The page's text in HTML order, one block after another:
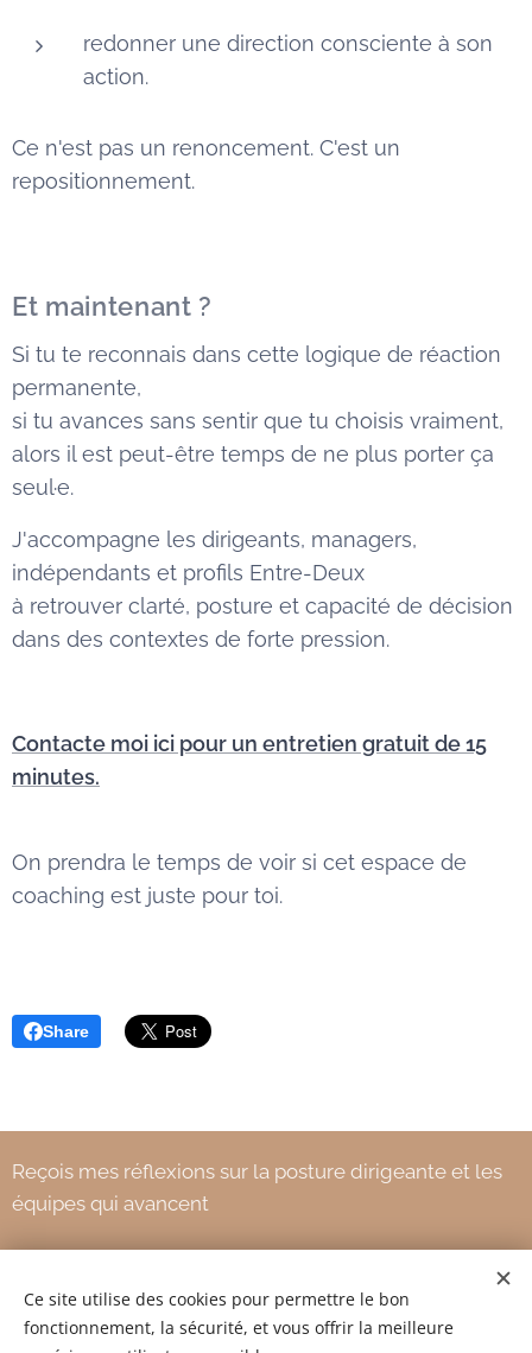
redonner une direction consciente à son
action.
Ce n'est pas un renoncement. C'est un
repositionnement.
Et maintenant ?
Si tu te reconnais dans cette logique de réaction
permanente,
si tu avances sans sentir que tu choisis vraiment,
alors il est peut-être temps de ne plus porter ça
seul·e.
J'accompagne les dirigeants, managers,
indépendants et profils Entre-Deux
à retrouver clarté, posture et capacité de décision
dans des contextes de forte pression.
Contacte moi ici pour un entretien gratuit de 15
minutes.
On prendra le temps de voir si cet espace de
coaching est juste pour toi.
Share
Reçois mes réflexions sur la posture dirigeante et les
équipes qui avancent
Votre adresse e-mail
Ce site utilise des cookies pour permettre le bon
fonctionnement, la sécurité, et vous offrir la meilleure